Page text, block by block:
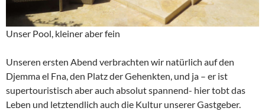
Unser Pool, kleiner aber fein
Unseren ersten Abend verbrachten wir natürlich auf den
Djemma el Fna, den Platz der Gehenkten, und ja – er ist
supertouristisch aber auch absolut spannend- hier tobt das
Leben und letztendlich auch die Kultur unserer Gastgeber.